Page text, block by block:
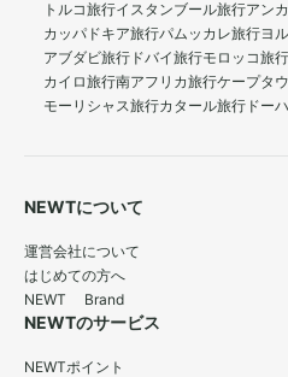
トルコ旅行イスタンブール旅行アン
カッパドキア旅行パムッカレ旅行ヨ
アブダビ旅行 ドバイ旅行モロッコ旅行
カイロ旅行南アフリカ旅行ケープタ
モーリシャス旅行カタール旅行 ドー
NEWTについて
運営会社について
はじめての方へ
NEWT Brand
NEWTのサービス
NEWTポイント